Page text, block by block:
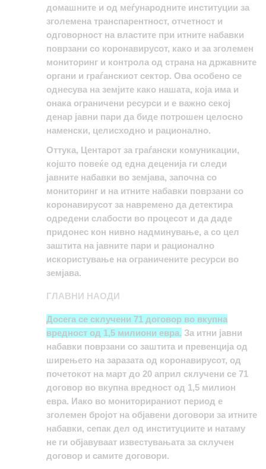
домашните и од меѓународните институции за
зголемена транспарентност, отчетност и
одговорност на властите при итните набавки
поврзани со коронавирусот, како и за зголемен
мониторинг и контрола од страна на државните
органи и граѓанскиот сектор. Ова особено се
однесува на земјите како нашата, која има и
онака ограничени ресурси и е важно секој
денар јавни пари да биде потрошен целосно
наменски, целисходно и рационално.
Оттука, Центарот за граѓански комуникации,
којшто повеќе од една деценија ги следи
јавните набавки во земјава, започна со
мониторинг и на итните набавки поврзани со
коронавирусот за навремено да детектира
одредени слабости во процесот и да даде
придонес кон нивно надминување, а со цел
заштита на јавните пари и рационално
искористување на ограничените ресурси во
земјава.
ГЛАВНИ НАОДИ
Досега се склучени 71 договор во вкупна
вредност од 1,5 милиони евра. За итни јавни
набавки поврзани со заштита и превенција од
ширењето на заразата од коронавирусот, од
почетокот на март до 20 април склучени се 71
договор во вкупна вредност од 1,5 милион
евра. Иако во мониторираниот период е
зголемен бројот на објавени договори за итните
набавки, сепак дел од институциите и натаму
не ги објавуваат известувањата за склучен
договор и самите договори.